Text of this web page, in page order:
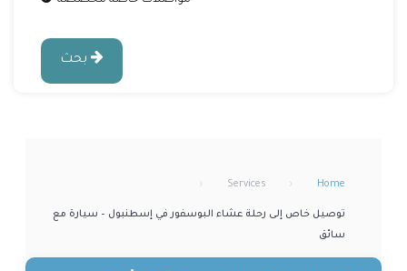
Home
›
Services
›
توصيل خاص إلى رحلة عشاء البوسفور في إسطنبول – سيارة مع
سائق